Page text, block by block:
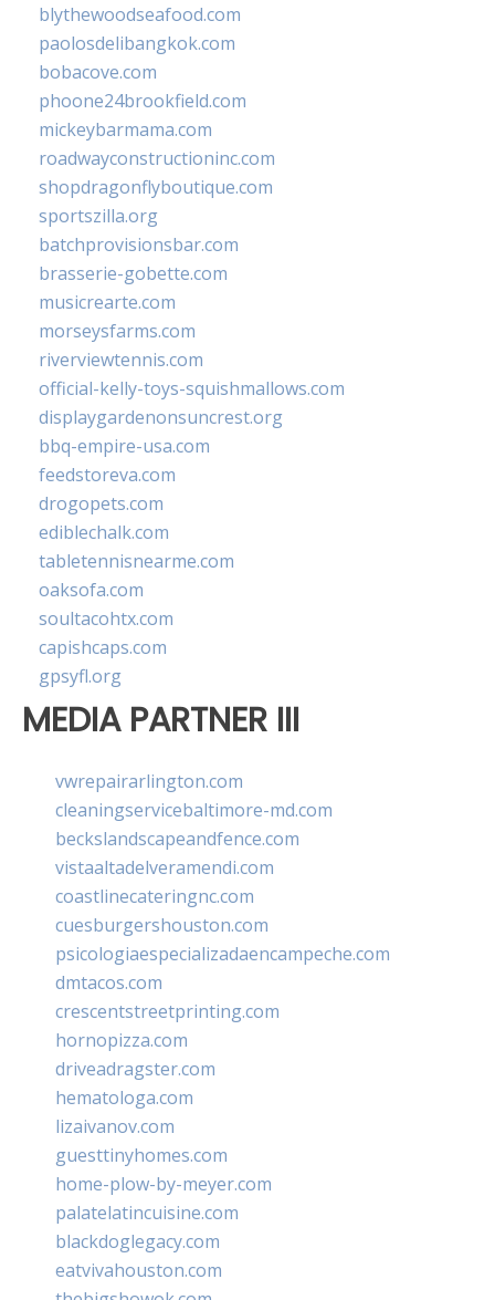
blythewoodseafood.com
paolosdelibangkok.com
bobacove.com
phoone24brookfield.com
mickeybarmama.com
roadwayconstructioninc.com
shopdragonflyboutique.com
sportszilla.org
batchprovisionsbar.com
brasserie-gobette.com
musicrearte.com
morseysfarms.com
riverviewtennis.com
official-kelly-toys-squishmallows.com
displaygardenonsuncrest.org
bbq-empire-usa.com
feedstoreva.com
drogopets.com
ediblechalk.com
tabletennisnearme.com
oaksofa.com
soultacohtx.com
capishcaps.com
gpsyfl.org
MEDIA PARTNER III
vwrepairarlington.com
cleaningservicebaltimore-md.com
beckslandscapeandfence.com
vistaaltadelveramendi.com
coastlinecateringnc.com
cuesburgershouston.com
psicologiaespecializadaencampeche.com
dmtacos.com
crescentstreetprinting.com
hornopizza.com
driveadragster.com
hematologa.com
lizaivanov.com
guesttinyhomes.com
home-plow-by-meyer.com
palatelatincuisine.com
blackdoglegacy.com
eatvivahouston.com